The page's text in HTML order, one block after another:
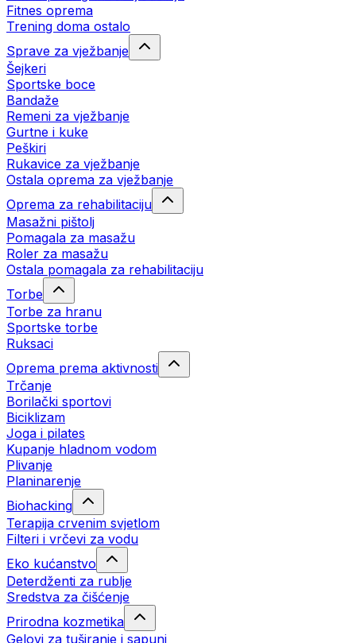
Fitnes oprema
Trening doma ostalo
Sprave za vježbanje
Šejkeri
Sportske boce
Bandaže
Remeni za vježbanje
Gurtne i kuke
Peškiri
Rukavice za vježbanje
Ostala oprema za vježbanje
Oprema za rehabilitaciju
Masažni pištolj
Pomagala za masažu
Roler za masažu
Ostala pomagala za rehabilitaciju
Torbe
Torbe za hranu
Sportske torbe
Ruksaci
Oprema prema aktivnosti
Trčanje
Borilački sportovi
Biciklizam
Joga i pilates
Kupanje hladnom vodom
Plivanje
Planinarenje
Biohacking
Terapija crvenim svjetlom
Filteri i vrčevi za vodu
Eko kućanstvo
Deterdženti za rublje
Sredstva za čišćenje
Prirodna kozmetika
Gelovi za tuširanje i sapuni